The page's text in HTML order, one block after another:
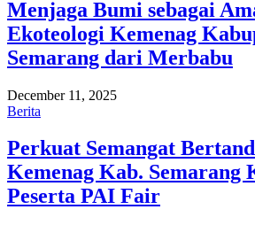
Menjaga Bumi sebagai
Ekoteologi Kemenag
Semarang dari Merbabu
December 11, 2025
Berita
Perkuat Semangat
Kemenag Kab. Semarang
Peserta PAI Fair